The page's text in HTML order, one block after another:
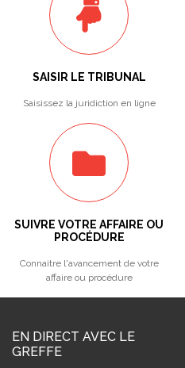
SAISIR LE TRIBUNAL
Saisissez la juridiction en ligne
SUIVRE VOTRE AFFAIRE OU
PROCÉDURE
Connaitre l'avancement de votre
affaire ou procédure
EN DIRECT AVEC LE
GREFFE